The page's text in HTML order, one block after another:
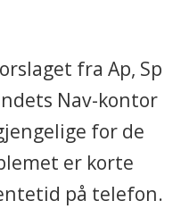
fra Ap, Sp
Nav-kontor
for de
er korte
på telefon.